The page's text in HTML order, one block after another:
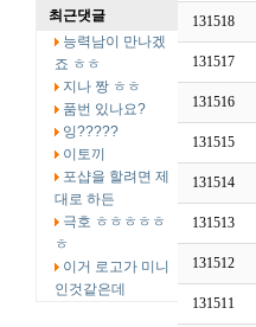
최근댓글
능력남이 만나겠
죠 ㅎㅎ
지나 짱 ㅎㅎ
품번 있나요?
잉?????
이토끼
포샵을 할려면 제
대로 하든
극호 ㅎㅎㅎㅎㅎ
ㅎ
이거 로고가 미니
인것같은데
131518
131517
131516
131515
131514
131513
131512
131511